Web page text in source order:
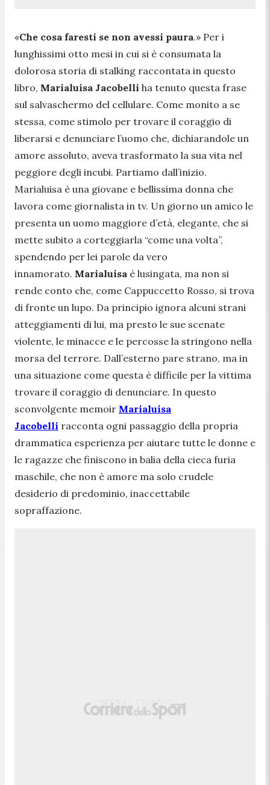
«Che cosa faresti se non avessi paura.» Per i
lunghissimi otto mesi in cui si è consumata la
dolorosa storia di stalking raccontata in questo
libro, Marialuisa Jacobelli ha tenuto questa frase
sul salvaschermo del cellulare. Come monito a se
stessa, come stimolo per trovare il coraggio di
liberarsi e denunciare l’uomo che, dichiarandole un
amore assoluto, aveva trasformato la sua vita nel
peggiore degli incubi. Partiamo dall’inizio.
Marialuisa è una giovane e bellissima donna che
lavora come giornalista in tv. Un giorno un amico le
presenta un uomo maggiore d’età, elegante, che si
mette subito a corteggiarla “come una volta”,
spendendo per lei parole da vero
innamorato. Marialuisa è lusingata, ma non si
rende conto che, come Cappuccetto Rosso, si trova
di fronte un lupo. Da principio ignora alcuni strani
atteggiamenti di lui, ma presto le sue scenate
violente, le minacce e le percosse la stringono nella
morsa del terrore. Dall’esterno pare strano, ma in
una situazione come questa è difficile per la vittima
trovare il coraggio di denunciare. In questo
sconvolgente memoir Marialuisa
Jacobelli racconta ogni passaggio della propria
drammatica esperienza per aiutare tutte le donne e
le ragazze che finiscono in balia della cieca furia
maschile, che non è amore ma solo crudele
desiderio di predominio, inaccettabile
sopraffazione.